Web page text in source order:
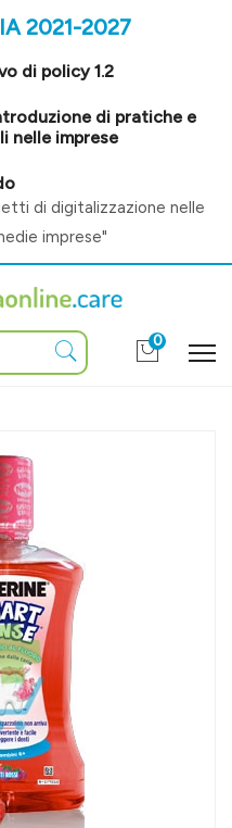
2021-2027
di policy 1.2
di pratiche e
nelle imprese
di digitalizzazione nelle
imprese"
0
Bambini Smart Rinse Frutti
ml